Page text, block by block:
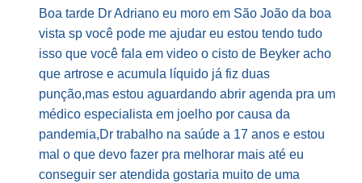
Boa tarde Dr Adriano eu moro em São João da boa
vista sp você pode me ajudar eu estou tendo tudo
isso que você fala em video o cisto de Beyker acho
que artrose e acumula líquido já fiz duas
punção,mas estou aguardando abrir agenda pra um
médico especialista em joelho por causa da
pandemia,Dr trabalho na saúde a 17 anos e estou
mal o que devo fazer pra melhorar mais até eu
conseguir ser atendida gostaria muito de uma